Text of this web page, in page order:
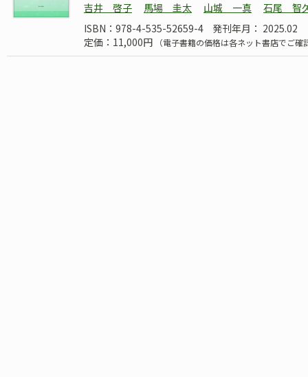
吉井 啓子 馬場 圭太 山城 一真
石尾 智
ISBN：978-4-535-52659-4
発刊年月： 2025.02
定価：11,000円
（電子書籍の価格は各ネット書店でご確